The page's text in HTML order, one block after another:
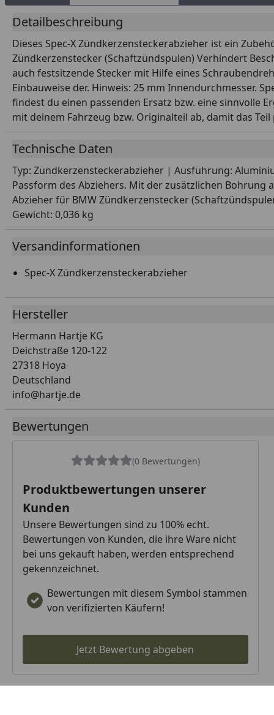
Detailbeschreibung
Dieses Spec-X Zündkerzensteckerabzieher ist ein
Zündkerzenstecker (Schaftzündspulen) Verhindert
auch festsitzende Stecker mit Hilfe eines
Einbauweise der. Hinweis: 25 mm Innendurchmesser.
findest du einen passenden Ersatz bzw. eine sinnvolle
mit deinem Fahrzeug bzw. Originalteil ab, damit das Teil
Technische Daten
Typ: Zündkerzensteckerabzieher | Ausführung:
Passform des Abziehers. Mit der zusätzlichen Bohrung
Abzieher für BMW Zündkerzenstecker
Gewicht: 0,036 kg
Versandinformationen
Spec-X Zündkerzensteckerabzieher
Hersteller
Hermann Hartje KG
Deichstraße 120-122
27318 Hoya
Deutschland
info@hartje.de
Bewertungen
(0 Bewertungen)
Produktbewertungen unserer
Kunden
Unsere Bewertungen sind zu 100% echt.
Bewertungen von Kunden, die ihre Ware nicht
bei uns gekauft haben, werden entsprechend
gekennzeichnet.
Bewertungen mit diesem Symbol stammen
von verifizierten Käufern!
Jetzt Bewertung abgeben